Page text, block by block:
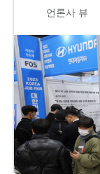
”이번에 지원
계시고, 돈 주고
요.
언론사 뷰